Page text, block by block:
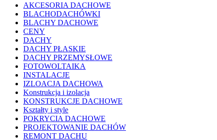
AKCESORIA DACHOWE
BLACHODACHÓWKI
BLACHY DACHOWE
CENY
DACHY
DACHY PŁASKIE
DACHY PRZEMYSŁOWE
FOTOWOLTAIKA
INSTALACJE
IZLOACJA DACHOWA
Konstrukcja i izolacja
KONSTRUKCJE DACHOWE
Kształty i style
POKRYCIA DACHOWE
PROJEKTOWANIE DACHÓW
REMONT DACHU